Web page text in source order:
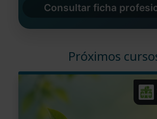
Consultar ficha
Próximos